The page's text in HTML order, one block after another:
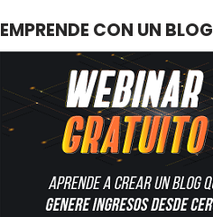
EMPRENDE CON UN BLOG